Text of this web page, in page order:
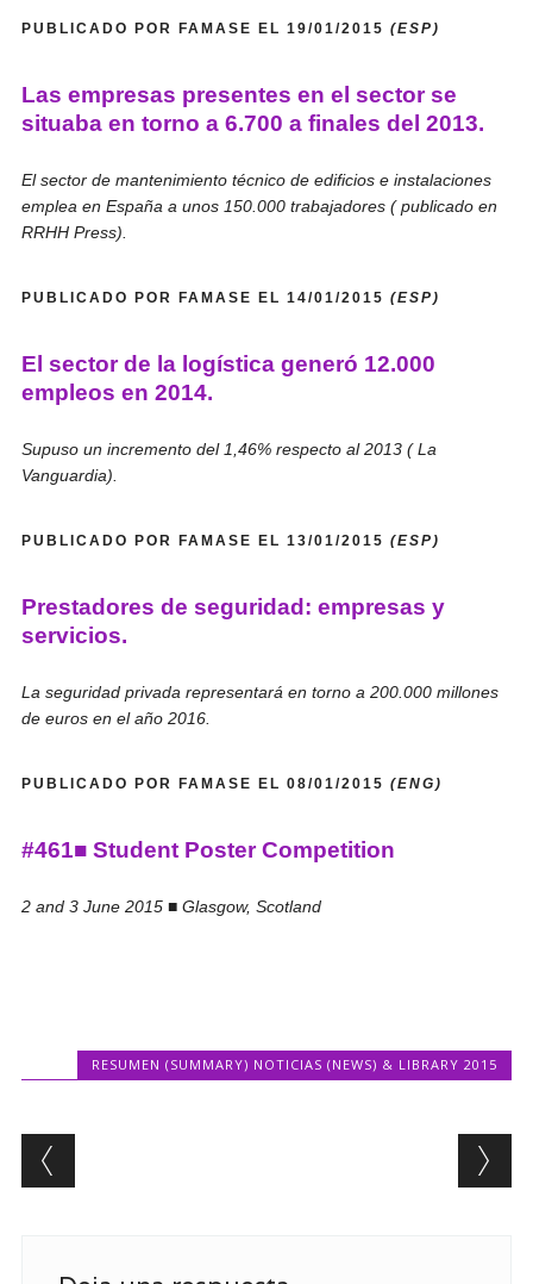
PUBLICADO POR FAMASE EL 19/01/2015 (ESP)
Las empresas presentes en el sector se
situaba en torno a 6.700 a finales del 2013.
El sector de mantenimiento técnico de edificios e instalaciones
emplea en España a unos 150.000 trabajadores ( publicado en
RRHH Press).
PUBLICADO POR FAMASE EL 14/01/2015 (ESP)
El sector de la logística generó 12.000
empleos en 2014.
Supuso un incremento del 1,46% respecto al 2013 ( La
Vanguardia).
PUBLICADO POR FAMASE EL 13/01/2015 (ESP)
Prestadores de seguridad: empresas y
servicios.
La seguridad privada representará en torno a 200.000 millones
de euros en el año 2016.
PUBLICADO POR FAMASE EL 08/01/2015 (ENG)
#461■ Student Poster Competition
2 and 3 June 2015 ■ Glasgow, Scotland
RESUMEN (SUMMARY) NOTICIAS (NEWS) & LIBRARY 2015
Post navigation